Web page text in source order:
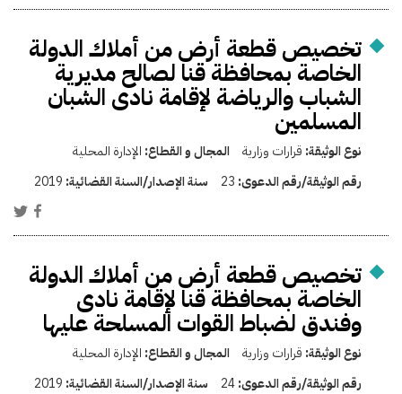
تخصيص قطعة أرض من أملاك الدولة
الخاصة بمحافظة قنا لصالح مديرية
الشباب والرياضة لإقامة نادى الشبان
المسلمين
نوع الوثيقة: قرارات وزارية المجال و القطاع: الإدارة المحلية
رقم الوثيقة/رقم الدعوى: 23 سنة الإصدار/السنة القضائية: 2019
تخصيص قطعة أرض من أملاك الدولة
الخاصة بمحافظة قنا لإقامة نادى
وفندق لضباط القوات المسلحة عليها
نوع الوثيقة: قرارات وزارية المجال و القطاع: الإدارة المحلية
رقم الوثيقة/رقم الدعوى:24 سنة الإصدار/السنة القضائية: 2019